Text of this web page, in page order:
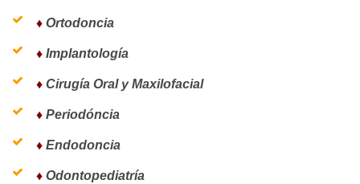
♦ Ortodoncia
♦ Implantología
♦ Cirugía Oral y Maxilofacial
♦ Periodóncia
♦ Endodoncia
♦ Odontopediatría